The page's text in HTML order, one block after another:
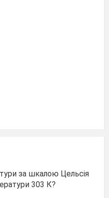
за шкалою Цельсія
303 К?